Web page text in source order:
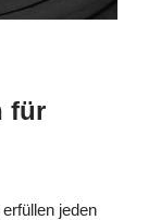
für
jeden